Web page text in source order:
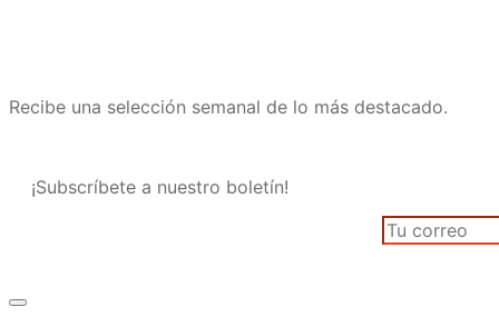
Recibe una selección semanal de lo más destacado.
¡Subscríbete a nuestro boletín!